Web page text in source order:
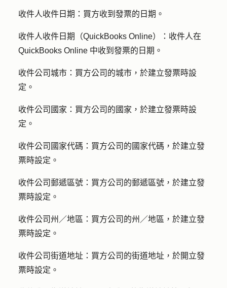
收件人收件日期： 買方收到發票的日期。
收件人收件日期（QuickBooks Online）： 收件人在
QuickBooks Online 中收到發票的日期。
收件公司城市： 買方公司的城市，於建立發票時設
定。
收件公司國家： 買方公司的國家，於建立發票時設
定。
收件公司國家代碼： 買方公司的國家代碼，於建立發
票時設定。
收件公司郵遞區號： 買方公司的郵遞區號，於建立發
票時設定。
收件公司州／地區： 買方公司的州／地區，於建立發
票時設定。
收件公司街道地址： 買方公司的街道地址，於開立發
票時設定。